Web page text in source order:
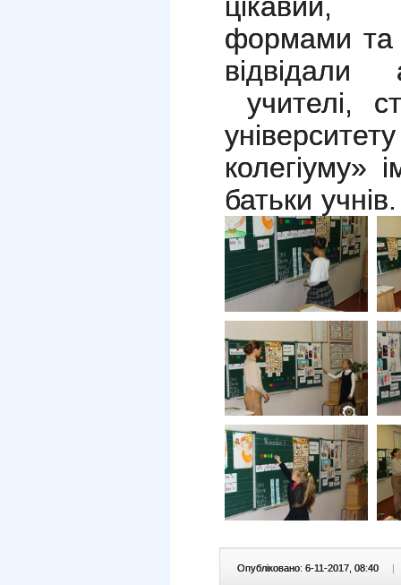
формами та
відвідали
учителі,
колегіуму»
батьки учнів.
Опубліковано: 6-11-2017, 08:40 |